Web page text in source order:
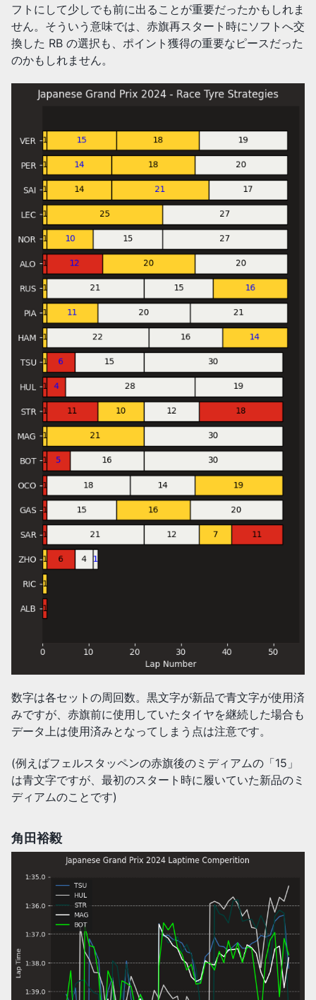
フトにして少しでも前に出ることが重要だったかもしれま
せん。そういう意味では、赤旗再スタート時にソフトへ交
換した RB の選択も、ポイント獲得の重要なピースだった
のかもしれません。
数字は各セットの周回数。黒文字が新品で青文字が使用済
みですが、赤旗前に使用していたタイヤを継続した場合も
データ上は使用済みとなってしまう点は注意です。
(例えばフェルスタッペンの赤旗後のミディアムの「15」
は青文字ですが、最初のスタート時に履いていた新品のミ
ディアムのことです)
角田裕毅